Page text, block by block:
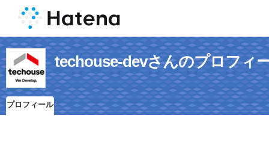
techouse-devさんのプロフィ
プロフィール